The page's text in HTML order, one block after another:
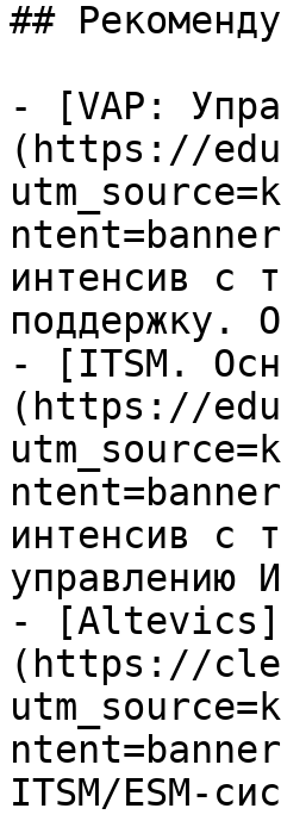
##
- [VAP:
(https://
интенсив с
поддержку.
- [ITSM.
(https://
интенсив с
управлению
- [Altevics]
(https://
ITSM/ESM-